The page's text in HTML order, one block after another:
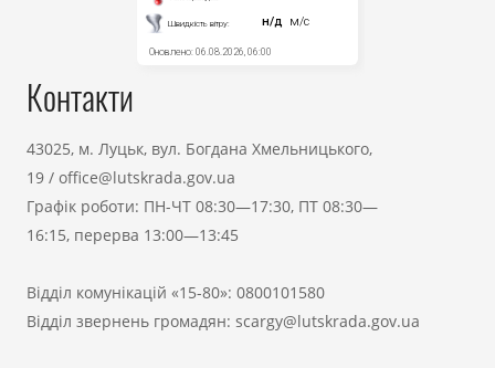
Контакти
43025, м. Луцьк, вул. Богдана Хмельницького,
19 / office@lutskrada.gov.ua
Графік роботи: ПН-ЧТ 08:30—17:30, ПТ 08:30—
16:15, перерва 13:00—13:45
Відділ комунікацій «15-80»: 0800101580
Відділ звернень громадян: scargy@lutskrada.gov.ua